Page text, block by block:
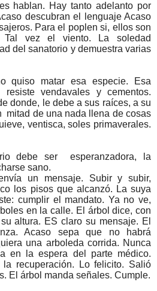
hablan. Hay tanto adelanto por
descubran el lenguaje Acaso
Para el poplen si, ellos son
vez el viento. La soledad
del sanatorio y demuestra varias
quiso matar esa especie. Esa
vendavales y cementos.
donde, le debe a sus raíces, a su
mitad de una nada llena de cosas
ventisca, soles primaverales.
debe ser esperanzadora, la
sano.
un mensaje. Subir y subir,
los pisos que alcanzó. La suya
cumplir el mandato. Ya no ve,
en la calle. El árbol dice, con
altura. ES claro su mensaje. El
Acaso sepa que no habrá
una arboleda corrida. Nunca
en la espera del parte médico.
la recuperación. Lo felicito. Salió
El árbol manda señales. Cumple.